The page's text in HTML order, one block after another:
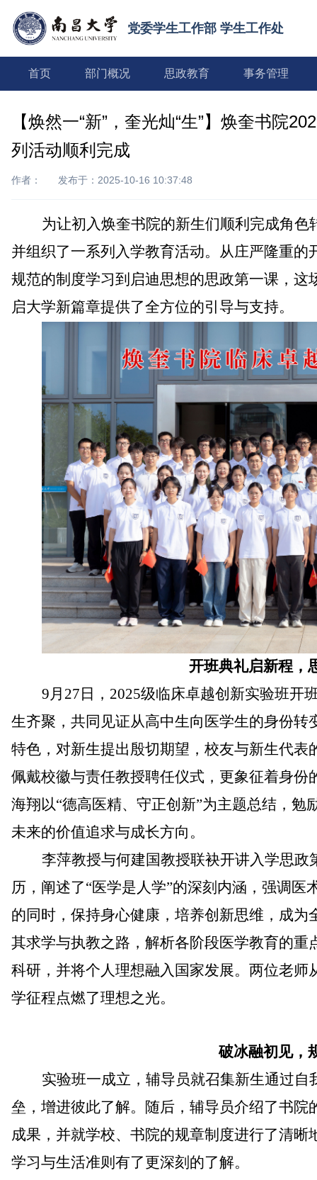
党委学生工作部 学生工作处
首页 部门概况 思政教育 事务管理
【焕然一“新”，奎光灿“生”】焕奎书院
列活动顺利完成
作者： 发布于：2025-10-16 10:37:48
为让初入焕奎书院的新生们顺利完成角色
并组织了一系列入学教育活动。从庄严隆重
规范的制度学习到启迪思想的思政第一课，
启大学新篇章提供了全方位的引导与支持。
开班典礼启新程，
9月27日 ， 2025级临床卓越创新实验班开
生齐聚，共同见证从高中生向医学生的身份
特色，对新生提出殷切期望 ， 校友与新生代表
佩戴校徽与责任教授聘任仪式，更象征着身份
海翔以“德高医精、守正创新”为主题总结 ， 勉
未来的价值追求与成长方向。
李萍教授与何建国教授联袂开讲入学思
历，阐述了“医学是人学”的深刻内涵，强调
的同时，保持身心健康，培养创新思维，成
其求学与执教之路，解析各阶段医学教育的
科研，并将个人理想融入国家发展。两位老师
学征程点燃了理想之光。
破冰融初见，
实验班一成立，辅导员就召集新生通过自
垒 ，增进彼此了解。 随后 ， 辅导员介绍了书院
成果，并就学校、 书院的规章制度进行了清晰
学习与生活准则 有了更深刻 的了解。